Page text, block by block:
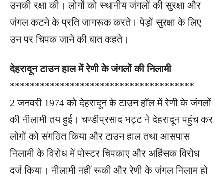
उनकी रक्षा की। लोगों को स्थानीय जंगलों की सुरक्षा और
जंगल कटने के प्रति जागरूक करते। पेड़ों सुरक्षा के लिए
उन पर चिपक जाने की बात कहते।
देहरादून टाउन हाल में रेणी के जंगलों की निलामी
*************************************
2 जनवरी 1974 को देहरादून के टाउन हॉल में रेणी के जंगलों
की नीलामी तय हुई। चण्डीप्रसाद भट्ट ने देहरादून पहुंच कर
लोगों को संगठित किया और टाउन हाल तथा आसपास
निलामी के विरोध में पोस्टर चिपकाए और अहिंसक विरोध
दर्ज किया। नीलामी नहीं रूकी और रेणी के जंगल निलाम हो